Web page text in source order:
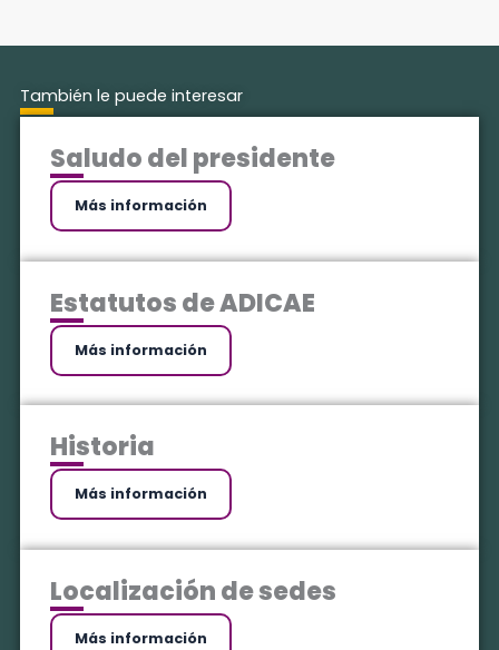
También le puede interesar
Saludo del presidente
Más información
Estatutos de ADICAE
Más información
Historia
Más información
Localización de sedes
Más información